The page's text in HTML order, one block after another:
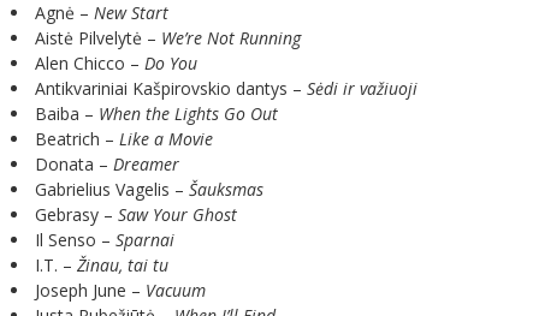
Agnė – New Start
Aistė Pilvelytė – We’re Not Running
Alen Chicco – Do You
Antikvariniai Kašpirovskio dantys – Sėdi ir važiuoji
Baiba – When the Lights Go Out
Beatrich – Like a Movie
Donata – Dreamer
Gabrielius Vagelis – Šauksmas
Gebrasy – Saw Your Ghost
Il Senso – Sparnai
I.T. – Žinau, tai tu
Joseph June – Vacuum